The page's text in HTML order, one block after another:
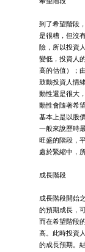
到了希望階段
是很糟，但沒
險，所以投資
變低，投資人
高的估值）；
鼓動投資人情
動性還是很大
動性會隨著希
基本上是以股
一般來說歷時
旺盛的階段，
處於緊縮中，
成長階段
成長階段開始
的預期成長，
而在希望階段
高。此時投資
的成長預期。